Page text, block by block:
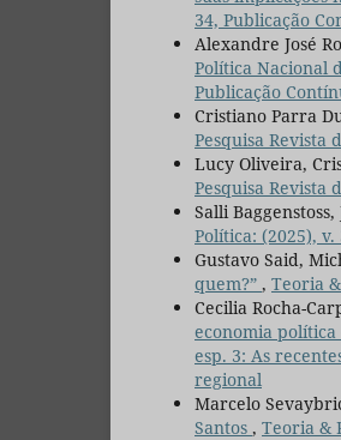
34, Publicação
Alexandre José
Política Nacional
Publicação
Cristiano Parra
Pesquisa Revista
Lucy Oliveira,
Pesquisa Revista
Salli
Política: (2025),
Gustavo Said,
quem?” , Teoria
Cecilia Rocha-
economia
esp. 3: As
regional
Marcelo
Santos , Teoria &